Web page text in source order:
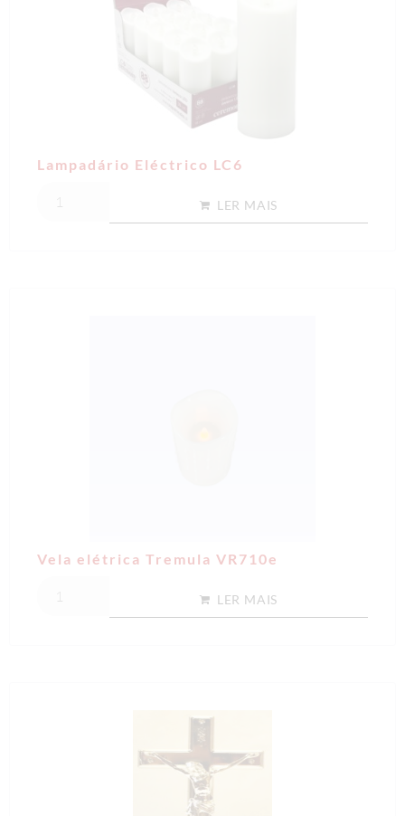
Lampadário Eléctrico LC6
LER MAIS
Vela elétrica Tremula VR710e
LER MAIS